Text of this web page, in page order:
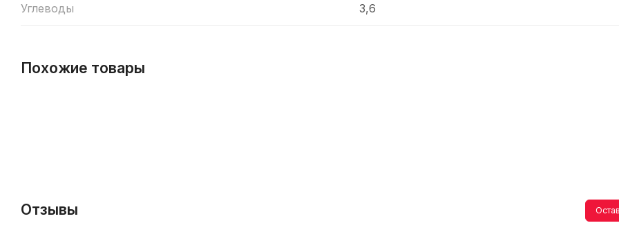
Углеводы 3,6
Похожие товары
Отзывы